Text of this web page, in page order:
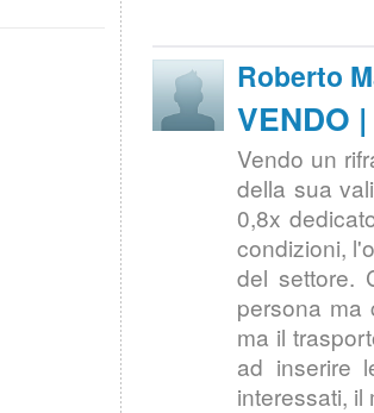
Roberto
VENDO
Vendo un
della sua
0,8x
condizioni,
del settore.
persona ma
ma il
ad inserire
interessati,